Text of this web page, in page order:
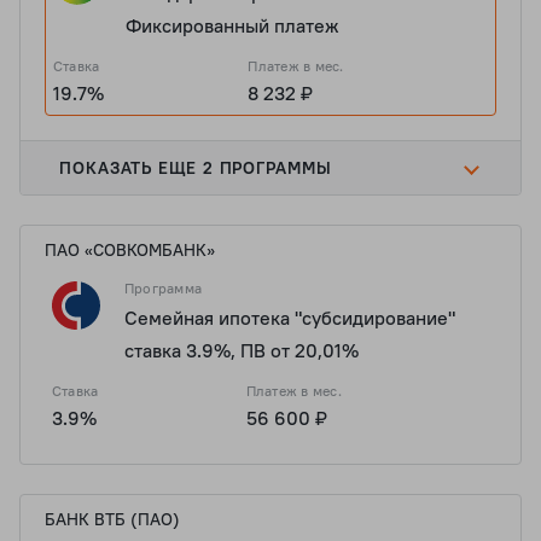
Фиксированный платеж
Ставка
19.7%
Платеж в мес.
8 232 ₽
ПОКАЗАТЬ ЕЩЕ 2 ПРОГРАММЫ
ПАО «СОВКОМБАНК»
Программа
Семейная ипотека "субсидирование"
ставка 3.9%, ПВ от 20,01%
Ставка
3.9%
Платеж в мес.
56 600 ₽
БАНК ВТБ (ПАО)